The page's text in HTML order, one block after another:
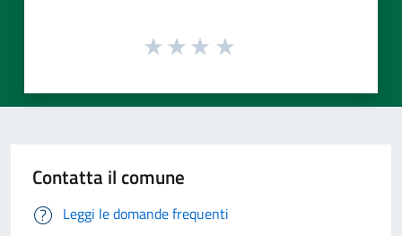
Contatta il comune
Leggi le domande frequenti